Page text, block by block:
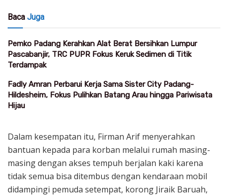
Baca Juga
Pemko Padang Kerahkan Alat Berat Bersihkan Lumpur
Pascabanjir, TRC PUPR Fokus Keruk Sedimen di Titik
Terdampak
Fadly Amran Perbarui Kerja Sama Sister City Padang-
Hildesheim, Fokus Pulihkan Batang Arau hingga Pariwisata
Hijau
Dalam kesempatan itu, Firman Arif menyerahkan
bantuan kepada para korban melalui rumah masing-
masing dengan akses tempuh berjalan kaki karena
tidak semua bisa ditembus dengan kendaraan mobil
didampingi pemuda setempat, korong Jiraik Baruah,